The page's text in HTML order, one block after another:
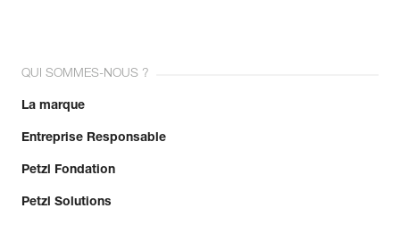
QUI SOMMES-NOUS ?
La marque
Entreprise Responsable
Petzl Fondation
Petzl Solutions